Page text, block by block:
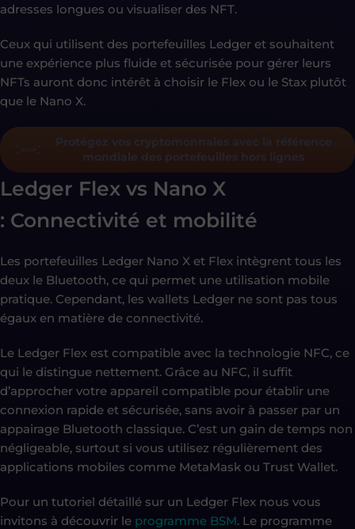
adresses longues ou visualiser des NFT.
Ceux qui utilisent des portefeuilles Ledger et souhaitent
une expérience plus fluide et sécurisée pour gérer leurs
NFTs auront donc intérêt à choisir le Flex ou le Stax plutôt
que le Nano X.
Protégez vos cryptomonnaies avec la référence
mondiale des portefeuilles hors lignes
Ledger Flex vs Nano X
: Connectivité et mobilité
Les portefeuilles Ledger Nano X et Flex intègrent tous les
deux le Bluetooth, ce qui permet une utilisation mobile
pratique. Cependant, les wallets Ledger ne sont pas tous
égaux en matière de connectivité.
Le Ledger Flex est compatible avec la technologie NFC, ce
qui le distingue nettement. Grâce au NFC, il suffit
d’approcher votre appareil compatible pour établir une
connexion rapide et sécurisée, sans avoir à passer par un
appairage Bluetooth classique. C’est un gain de temps non
négligeable, surtout si vous utilisez régulièrement des
applications mobiles comme MetaMask ou Trust Wallet.
Pour un tutoriel détaillé sur un Ledger Flex nous vous
invitons à découvrir le programme BSM. Le programme